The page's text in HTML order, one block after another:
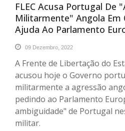
FLEC Acusa Portugal De
Militarmente" Angola Em
Ajuda Ao Parlamento
09 Dezembro, 2022
A Frente de Libertação do
acusou hoje o Governo
militarmente a agressão
pedindo ao Parlamento
ambiguidade" de Portugal
militar.